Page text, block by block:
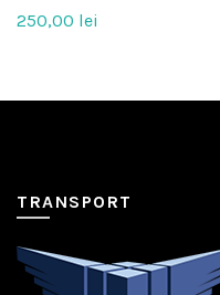
250,00 lei
TRANSPORT